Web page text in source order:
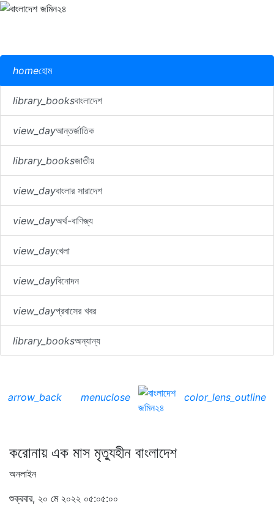
homeহোম
library_booksবাংলাদেশ
view_dayআন্তর্জাতিক
library_booksজাতীয়
view_dayবাংলার সারাদেশ
view_dayঅর্থ-বাণিজ্য
view_dayখেলা
view_dayবিনোদন
view_dayপ্রবাসের খবর
library_booksঅন্যান্য
arrow_back menuclose color_lens_outline
করোনায় এক মাস মৃত্যুহীন বাংলাদেশ
অনলাইন
শুক্রবার, ২০ মে ২০২২ ০৫:০৫:০০